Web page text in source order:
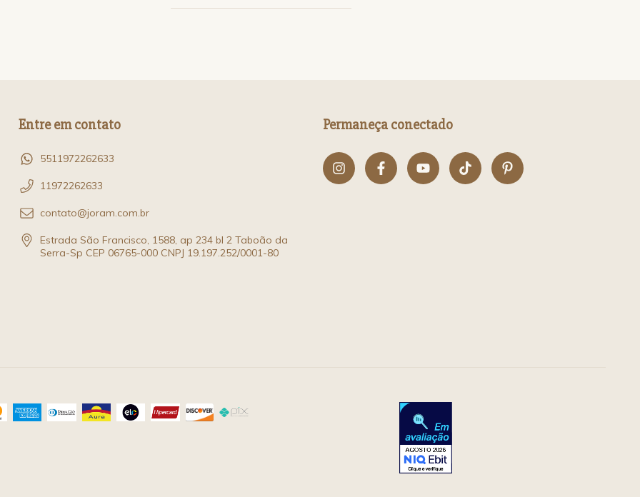
Entre em contato
5511972262633
11972262633
contato@joram.com.br
Estrada São Francisco, 1588, ap 234 bl 2 Taboão da
Serra-Sp CEP 06765-000 CNPJ 19.197.252/0001-80
Permaneça conectado